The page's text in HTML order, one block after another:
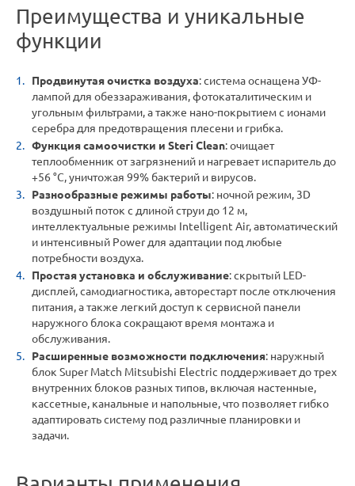
Преимущества и уникальные
функции
Продвинутая очистка воздуха: система оснащена УФ-
лампой для обеззараживания, фотокаталитическим и
угольным фильтрами, а также нано-покрытием с ионами
серебра для предотвращения плесени и грибка.
Функция самоочистки и Steri Clean: очищает
теплообменник от загрязнений и нагревает испаритель до
+56 °C, уничтожая 99% бактерий и вирусов.
Разнообразные режимы работы: ночной режим, 3D
воздушный поток с длиной струи до 12 м,
интеллектуальные режимы Intelligent Air, автоматический
и интенсивный Power для адаптации под любые
потребности воздуха.
Простая установка и обслуживание: скрытый LED-
дисплей, самодиагностика, авторестарт после отключения
питания, а также легкий доступ к сервисной панели
наружного блока сокращают время монтажа и
обслуживания.
Расширенные возможности подключения: наружный
блок Super Match Mitsubishi Electric поддерживает до трех
внутренних блоков разных типов, включая настенные,
кассетные, канальные и напольные, что позволяет гибко
адаптировать систему под различные планировки и
задачи.